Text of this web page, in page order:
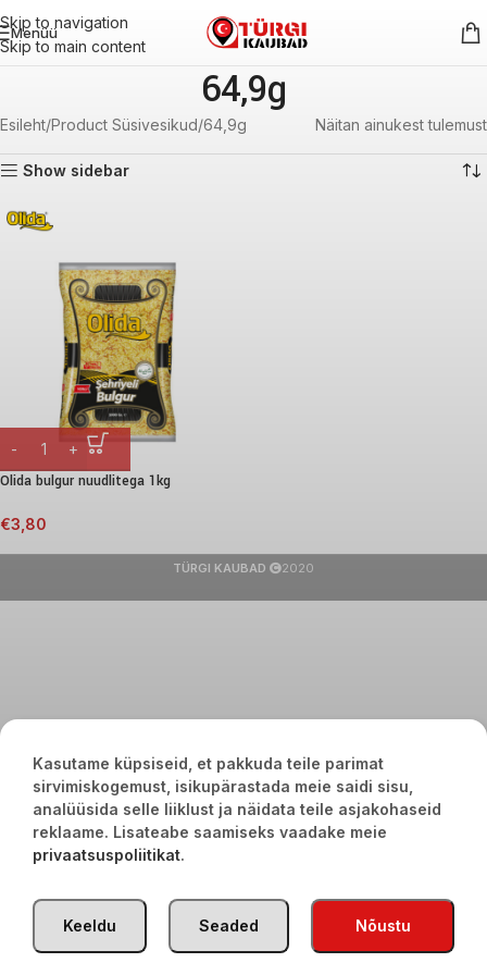
Skip to navigation
Skip to main content
Menüü
64,9g
Esileht Product Süsivesikud 64,9g Näitan ainukest tulemust
Show sidebar
Olida bulgur nuudlitega 1kg
€3,80
TÜRGI KAUBAD 2020
Kasutame küpsiseid, et pakkuda teile parimat
sirvimiskogemust, isikupärastada meie saidi sisu,
analüüsida selle liiklust ja näidata teile asjakohaseid
reklaame. Lisateabe saamiseks vaadake meie
privaatsuspoliitikat.
Nõustu
Seaded
Keeldu